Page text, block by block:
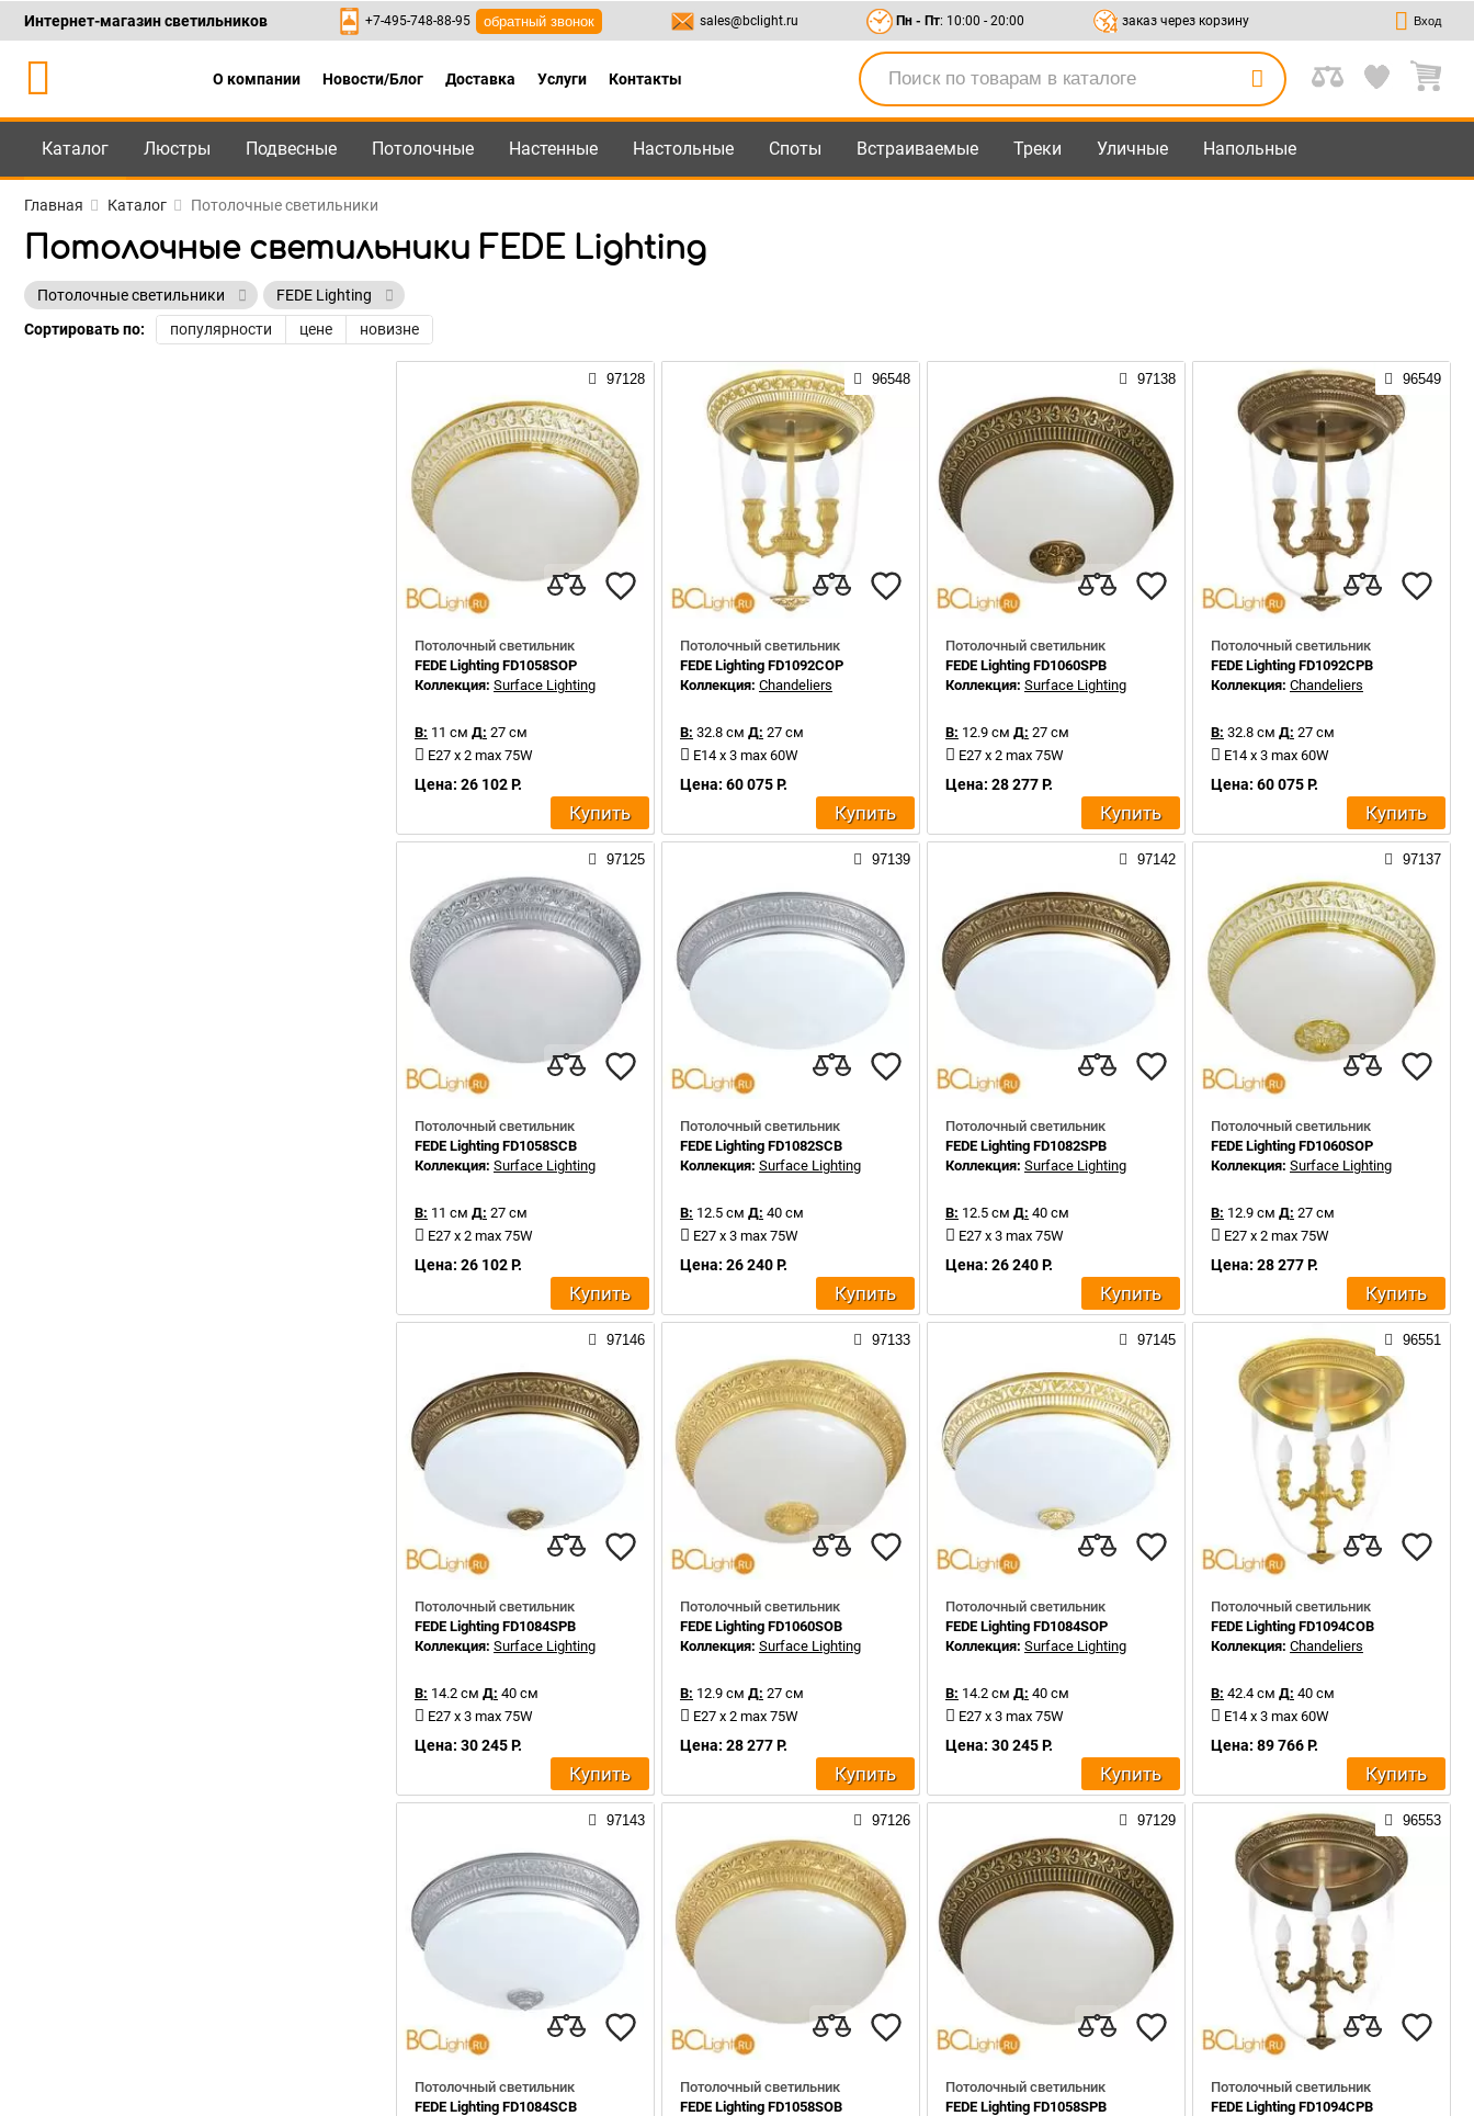
Каталог +7-495-748-88-95 ,8-800-550-95-45 sales@bclight.ru
Интернет-магазин светильников +7-495-748-88-95 обратный звонок sales@bclight.ru Пн - Пт: 10:00 - 20:00 заказ через корзину Вход
О компании Новости/Блог Доставка Услуги Контакты
Каталог Люстры Подвесные Потолочные Настенные Настольные Споты Встраиваемые Треки Уличные Напольные
Главная Каталог Потолочные светильники
Потолочные светильники FEDE Lighting
Потолочные светильники
FEDE Lighting
Сортировать по:
популярности цене новизне
97128
Потолочный светильник
FEDE Lighting FD1058SOP
Коллекция: Surface Lighting
В: 11 см Д: 27 см
E27 x 2 max 75W
Цена: 26 102 Р.
Купить
96548
Потолочный светильник
FEDE Lighting FD1092COP
Коллекция: Chandeliers
В: 32.8 см Д: 27 см
E14 x 3 max 60W
Цена: 60 075 Р.
Купить
97138
Потолочный светильник
FEDE Lighting FD1060SPB
Коллекция: Surface Lighting
В: 12.9 см Д: 27 см
E27 x 2 max 75W
Цена: 28 277 Р.
Купить
96549
Потолочный светильник
FEDE Lighting FD1092CPB
Коллекция: Chandeliers
В: 32.8 см Д: 27 см
E14 x 3 max 60W
Цена: 60 075 Р.
Купить
97125
Потолочный светильник
FEDE Lighting FD1058SCB
Коллекция: Surface Lighting
В: 11 см Д: 27 см
E27 x 2 max 75W
Цена: 26 102 Р.
Купить
97139
Потолочный светильник
FEDE Lighting FD1082SCB
Коллекция: Surface Lighting
В: 12.5 см Д: 40 см
E27 x 3 max 75W
Цена: 26 240 Р.
Купить
97142
Потолочный светильник
FEDE Lighting FD1082SPB
Коллекция: Surface Lighting
В: 12.5 см Д: 40 см
E27 x 3 max 75W
Цена: 26 240 Р.
Купить
97137
Потолочный светильник
FEDE Lighting FD1060SOP
Коллекция: Surface Lighting
В: 12.9 см Д: 27 см
E27 x 2 max 75W
Цена: 28 277 Р.
Купить
97146
Потолочный светильник
FEDE Lighting FD1084SPB
Коллекция: Surface Lighting
В: 14.2 см Д: 40 см
E27 x 3 max 75W
Цена: 30 245 Р.
Купить
97133
Потолочный светильник
FEDE Lighting FD1060SOB
Коллекция: Surface Lighting
В: 12.9 см Д: 27 см
E27 x 2 max 75W
Цена: 28 277 Р.
Купить
97145
Потолочный светильник
FEDE Lighting FD1084SOP
Коллекция: Surface Lighting
В: 14.2 см Д: 40 см
E27 x 3 max 75W
Цена: 30 245 Р.
Купить
96551
Потолочный светильник
FEDE Lighting FD1094COB
Коллекция: Chandeliers
В: 42.4 см Д: 40 см
E14 x 3 max 60W
Цена: 89 766 Р.
Купить
97143
Потолочный светильник
FEDE Lighting FD1084SCB
97126
Потолочный светильник
FEDE Lighting FD1058SOB
97129
Потолочный светильник
FEDE Lighting FD1058SPB
96553
Потолочный светильник
FEDE Lighting FD1094CPB